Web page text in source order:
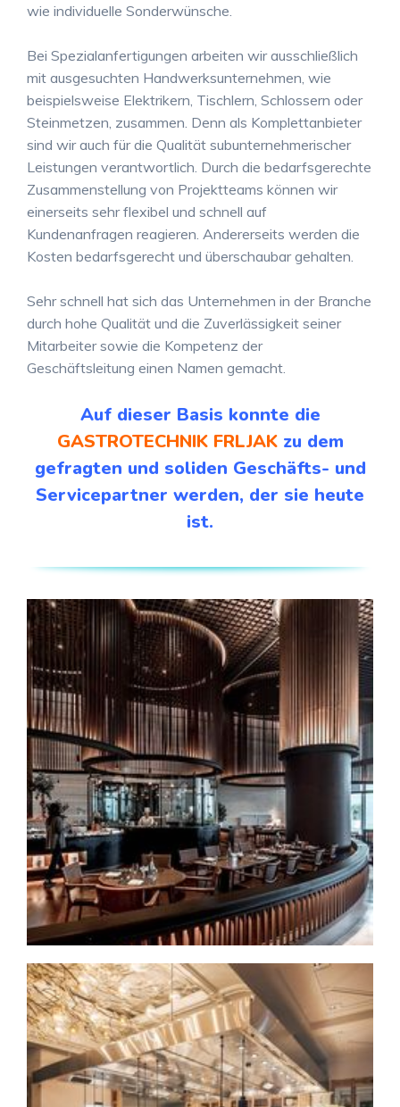
wie individuelle Sonderwünsche.
Bei Spezialanfertigungen arbeiten wir ausschließlich
mit ausgesuchten Handwerksunternehmen, wie
beispielsweise Elektrikern, Tischlern, Schlossern oder
Steinmetzen, zusammen. Denn als Komplettanbieter
sind wir auch für die Qualität subunternehmerischer
Leistungen verantwortlich. Durch die bedarfsgerechte
Zusammenstellung von Projektteams können wir
einerseits sehr flexibel und schnell auf
Kundenanfragen reagieren. Andererseits werden die
Kosten bedarfsgerecht und überschaubar gehalten.
Sehr schnell hat sich das Unternehmen in der Branche
durch hohe Qualität und die Zuverlässigkeit seiner
Mitarbeiter sowie die Kompetenz der
Geschäftsleitung einen Namen gemacht.
Auf dieser Basis konnte die
GASTROTECHNIK FRLJAK zu dem
gefragten und soliden Geschäfts- und
Servicepartner werden, der sie heute
ist.